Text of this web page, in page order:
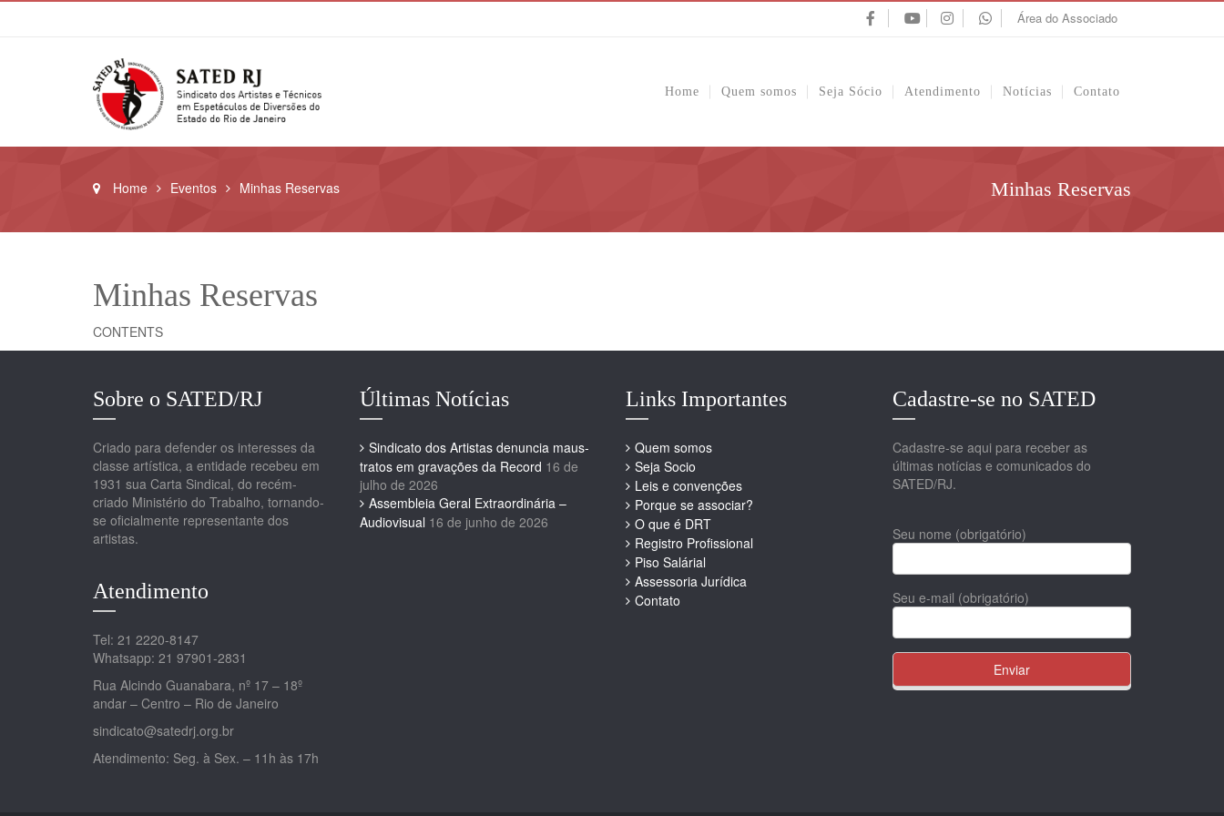
Área do Associado
Home Quem somos Seja Sócio Atendimento Notícias Contato
Home Eventos Minhas Reservas Minhas Reservas
Minhas Reservas
CONTENTS
Sobre o SATED/RJ
Criado para defender os interesses da
classe artística, a entidade recebeu em
1931 sua Carta Sindical, do recém-
criado Ministério do Trabalho, tornando-
se oficialmente representante dos
artistas.
Atendimento
Tel: 21 2220-8147
Whatsapp: 21 97901-2831
Rua Alcindo Guanabara, nº 17 – 18º
andar – Centro – Rio de Janeiro
sindicato@satedrj.org.br
Atendimento: Seg. à Sex. – 11h às 17h
Últimas Notícias
Sindicato dos Artistas denuncia maus-
tratos em gravações da Record 16 de
julho de 2026
Assembleia Geral Extraordinária –
Audiovisual 16 de junho de 2026
Links Importantes
Quem somos
Seja Socio
Leis e convenções
Porque se associar?
O que é DRT
Registro Profissional
Piso Salárial
Assessoria Jurídica
Contato
Cadastre-se no SATED
Cadastre-se aqui para receber as
últimas notícias e comunicados do
SATED/RJ.
Seu nome (obrigatório)
Seu e-mail (obrigatório)